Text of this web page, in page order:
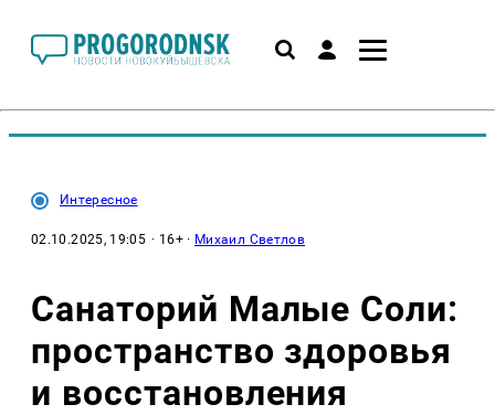
Интересное
02.10.2025, 19:05 · 16+ · Михаил Светлов
Санаторий Малые Соли:
пространство здоровья
и восстановления